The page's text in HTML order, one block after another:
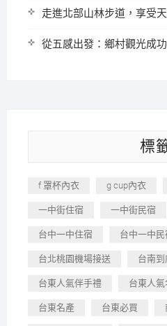
走進北部山林步道，享受
從五感出發：鄉村觀光成
標
f 罩杯內衣 g cup內衣
一中街住宿 一中街民宿
台中一中住宿 台中一中民
台北桃園機場接送 台南
台東人氣伴手禮 台東人氣
台東名產 台東必買